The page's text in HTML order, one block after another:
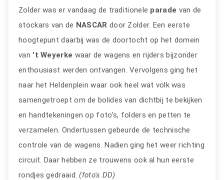
Zolder was er vandaag de traditionele parade van de
stockars van de NASCAR door Zolder. Een eerste
hoogtepunt daarbij was de doortocht op het domein
van’t Weyerke waar de wagens en rijders bijzonder
enthousiast werden ontvangen. Vervolgens ging het
naar het Heldenplein waar ook heel wat volk was
samengetroept om de bolides van dichtbij te bekijken
en handtekeningen op foto’s, folders en petten te
verzamelen. Ondertussen gebeurde de technische
controle van de wagens. Nadien ging het weer richting
circuit. Daar hebben ze trouwens ook al hun eerste
rondjes gedraaid.(foto's DD)